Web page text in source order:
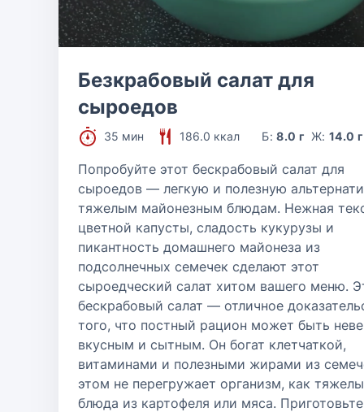
Безкрабовый салат для
сыроедов
35 мин 186.0 ккал Б:8.0 г Ж:14.0 г
Попробуйте этот бескрабовый салат для
сыроедов — легкую и полезную
тяжелым майонезным блюдам. Нежная
цветной капусты, сладость кукурузы и
пикантность домашнего майонеза из
подсолнечных семечек сделают этот
сыроедческий салат хитом вашего меню.
бескрабовый салат — отличное
того, что постный рацион может быть
вкусным и сытным. Он богат клетчаткой,
витаминами и полезными жирами из
этом не перегружает организм, как
блюда из картофеля или мяса.